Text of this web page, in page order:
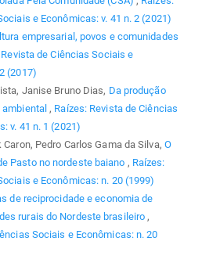
e Econômicas: v. 41 n. 2 (2021)
empresarial, povos e comunidades
Revista de Ciências Sociais e
(2017)
Janise Bruno Dias, Da produção
, Raízes: Revista de Ciências
v. 41 n. 1 (2021)
Pedro Carlos Gama da Silva, O
Pasto no nordeste baiano , Raízes:
e Econômicas: n. 20 (1999)
de reciprocidade e economia de
rurais do Nordeste brasileiro ,
Sociais e Econômicas: n. 20